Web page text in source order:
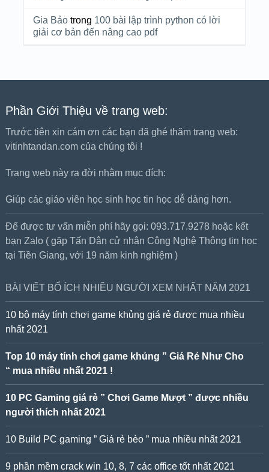
Gia Bảotrong 100 bài lập trình python có lời
giải cơ bản đến nâng cao pdf
Phần Giới Thiệu về trang web:
Trước tiên xin cám ơn các bạn đã ghé thăm trang web:
vitinhtandan.com của chúng tôi !
Trang web này ra đời nhằm mục đích:
Giúp các giáo viên học sinh học tin học dễ dàng hơn.
Để được tư vấn miễn phí hãy gọi: 093.717.9278 hoặc kết
bạn Zalo ( gặp Tấn Dân cử nhân Công Nghệ Thông tin học
tại Tiền Giang, với 19 năm kinh nghiệm )
BÀI VIẾT BỔ ÍCH NHIỀU NGƯỜI XEM NHẤT NĂM 2021
10 bộ máy tính chơi game khủng giá rẻ được mua nhiều
nhất 2021
Top 10 máy tính chơi game khủng ” Giá Rẻ Như Cho
“ mua nhiều nhất 2021 !
10 PC Gaming giá rẻ ” Chơi Game Mượt ” được nhiều
người thích nhất 2021
10 Build PC gaming ” Giá rẻ bèo ” mua nhiều nhất 2021
9 phần mềm crack win 10, 8, 7 các office tốt nhất 2021